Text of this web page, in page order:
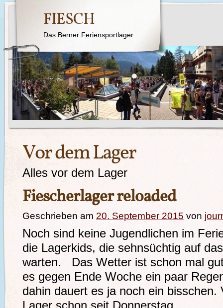
FIESCH
Das Berner Feriensportlager
Vor dem Lager
Alles vor dem Lager
Fiescherlager reloaded
Geschrieben am 20. September 2015 von
Noch sind keine Jugendlichen im
die Lagerkids, die sehnsüchtig auf
warten. Das Wetter ist schon mal
es gegen Ende Woche ein paar
dahin dauert es ja noch ein bisschen.